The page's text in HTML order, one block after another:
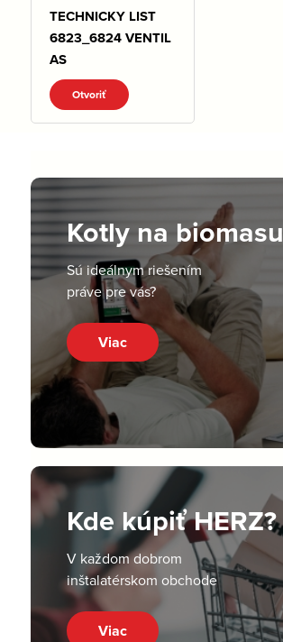
TECHNICKY LIST
6823_6824 VENTIL
AS
Otvoriť
Kotly na biomasu
Sú ideálnym riešením
práve pre vás?
Viac
Kde kúpiť HERZ?
V každom dobrom
inštalatérskom obchode
Viac